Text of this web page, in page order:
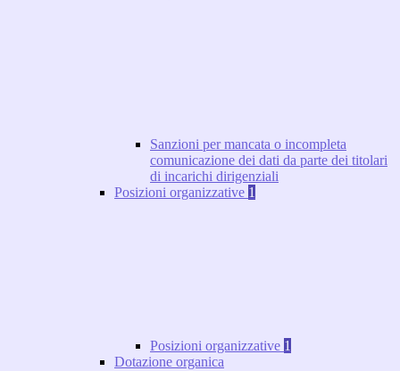
Sanzioni per mancata o incompleta
comunicazione dei dati da parte dei titolari
di incarichi dirigenziali
Posizioni organizzative 1
Posizioni organizzative 1
Dotazione organica